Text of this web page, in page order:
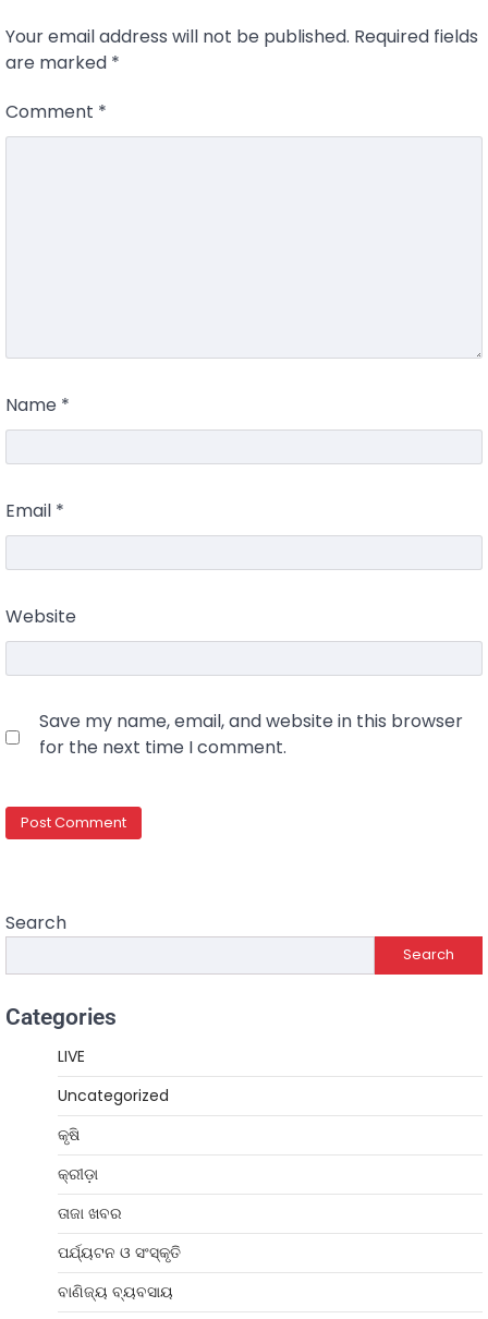
Your email address will not be published. Required fields
are marked *
Comment *
Name *
Email *
Website
Save my name, email, and website in this browser
for the next time I comment.
Search
Search
Categories
LIVE
Uncategorized
କୃଷି
କ୍ରୀଡ଼ା
ତାଜା ଖବର
ପର୍ଯ୍ୟଟନ ଓ ସଂସ୍କୃତି
ବାଣିଜ୍ୟ ବ୍ୟବସାୟ